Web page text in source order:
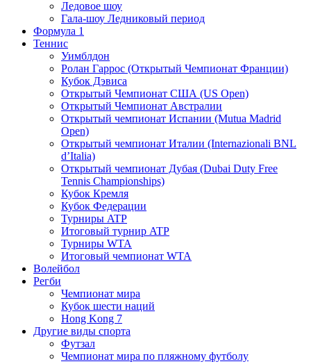
Ледовое шоу
Гала-шоу Ледниковый период
Формула 1
Теннис
Уимблдон
Ролан Гаррос (Открытый Чемпионат Франции)
Кубок Дэвиса
Открытый Чемпионат США (US Open)
Открытый Чемпионат Австралии
Открытый чемпионат Испании (Mutua Madrid
Open)
Открытый чемпионат Италии (Internazionali BNL
d’Italia)
Открытый чемпионат Дубая (Dubai Duty Free
Tennis Championships)
Кубок Кремля
Кубок Федерации
Турниры ATP
Итоговый турнир ATP
Турниры WTA
Итоговый чемпионат WTA
Волейбол
Регби
Чемпионат мира
Кубок шести наций
Hong Kong 7
Другие виды спорта
Футзал
Чемпионат мира по пляжному футболу